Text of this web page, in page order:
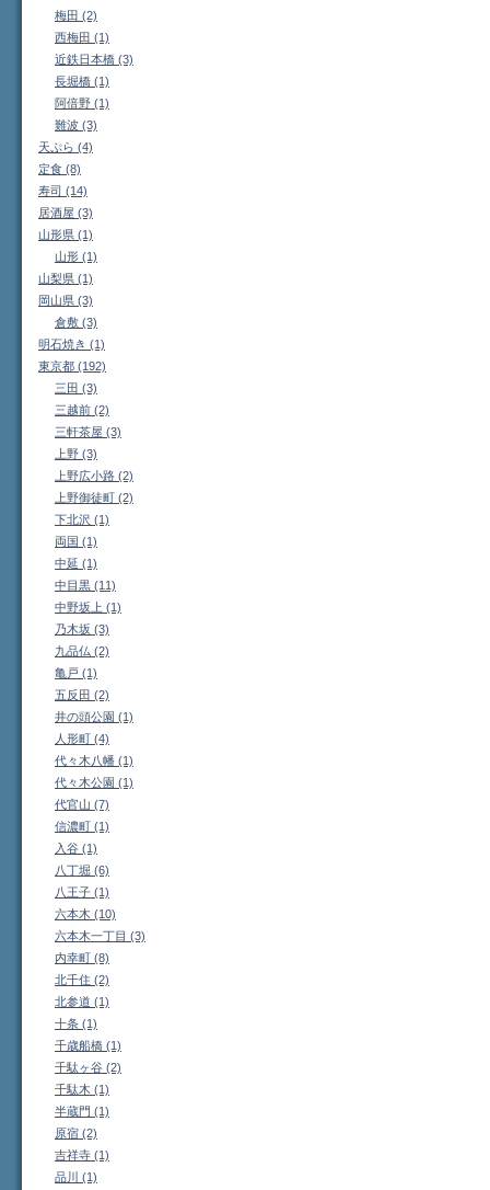
梅田 (2)
西梅田 (1)
近鉄日本橋 (3)
長堀橋 (1)
阿倍野 (1)
難波 (3)
天ぷら (4)
定食 (8)
寿司 (14)
居酒屋 (3)
山形県 (1)
山形 (1)
山梨県 (1)
岡山県 (3)
倉敷 (3)
明石焼き (1)
東京都 (192)
三田 (3)
三越前 (2)
三軒茶屋 (3)
上野 (3)
上野広小路 (2)
上野御徒町 (2)
下北沢 (1)
両国 (1)
中延 (1)
中目黒 (11)
中野坂上 (1)
乃木坂 (3)
九品仏 (2)
亀戸 (1)
五反田 (2)
井の頭公園 (1)
人形町 (4)
代々木八幡 (1)
代々木公園 (1)
代官山 (7)
信濃町 (1)
入谷 (1)
八丁堀 (6)
八王子 (1)
六本木 (10)
六本木一丁目 (3)
内幸町 (8)
北千住 (2)
北参道 (1)
十条 (1)
千歳船橋 (1)
千駄ヶ谷 (2)
千駄木 (1)
半蔵門 (1)
原宿 (2)
吉祥寺 (1)
品川 (1)